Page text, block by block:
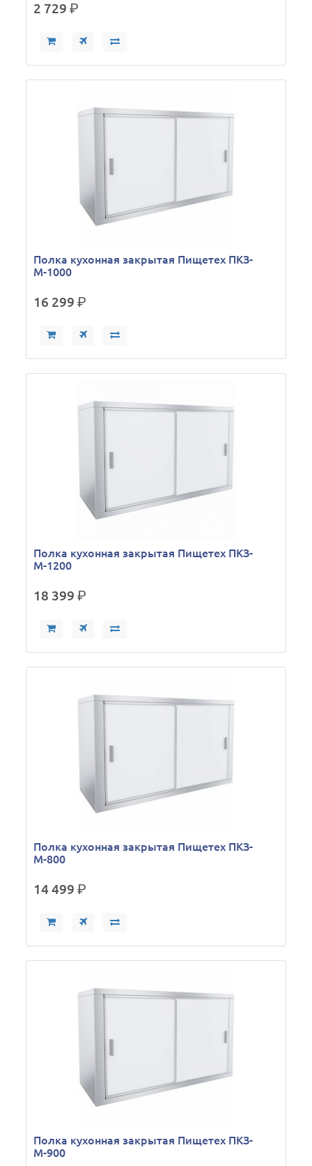
2 729р.
Полка кухонная закрытая Пищетех ПКЗ-
М-1000
16 299р.
Полка кухонная закрытая Пищетех ПКЗ-
М-1200
18 399р.
Полка кухонная закрытая Пищетех ПКЗ-
М-800
14 499р.
Полка кухонная закрытая Пищетех ПКЗ-
М-900